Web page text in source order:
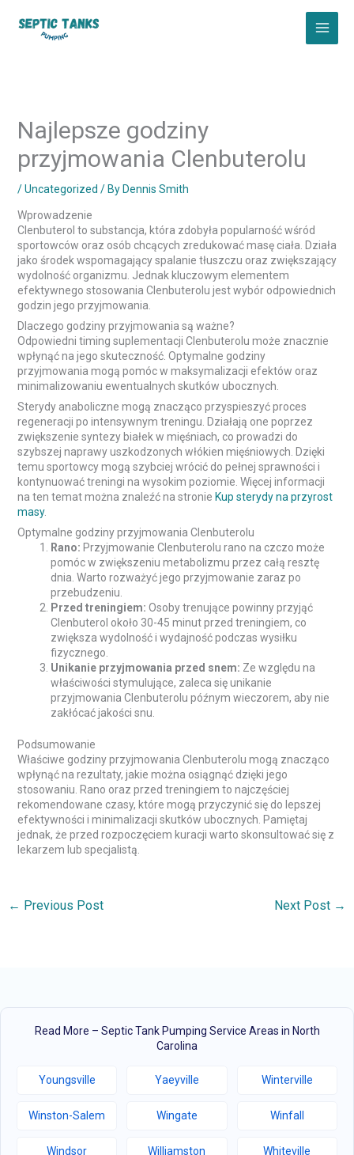
Najlepsze godziny
przyjmowania Clenbuterolu
/Uncategorized / By Dennis Smith
Wprowadzenie
Clenbuterol to substancja, która zdobyła popularność wśród
sportowców oraz osób chcących zredukować masę ciała. Działa
jako środek wspomagający spalanie tłuszczu oraz zwiększający
wydolność organizmu. Jednak kluczowym elementem
efektywnego stosowania Clenbuterolu jest wybór odpowiednich
godzin jego przyjmowania.
Dlaczego godziny przyjmowania są ważne?
Odpowiedni timing suplementacji Clenbuterolu może znacznie
wpłynąć na jego skuteczność. Optymalne godziny
przyjmowania mogą pomóc w maksymalizacji efektów oraz
minimalizowaniu ewentualnych skutków ubocznych.
Sterydy anaboliczne mogą znacząco przyspieszyć proces
regeneracji po intensywnym treningu. Działają one poprzez
zwiększenie syntezy białek w mięśniach, co prowadzi do
szybszej naprawy uszkodzonych włókien mięśniowych. Dzięki
temu sportowcy mogą szybciej wrócić do pełnej sprawności i
kontynuować treningi na wysokim poziomie. Więcej informacji
na ten temat można znaleźć na stronie Kup sterydy na przyrost
masy.
Optymalne godziny przyjmowania Clenbuterolu
Rano: Przyjmowanie Clenbuterolu rano na czczo może
pomóc w zwiększeniu metabolizmu przez całą resztę
dnia. Warto rozważyć jego przyjmowanie zaraz po
przebudzeniu.
Przed treningiem: Osoby trenujące powinny przyjąć
Clenbuterol około 30-45 minut przed treningiem, co
zwiększa wydolność i wydajność podczas wysiłku
fizycznego.
Unikanie przyjmowania przed snem: Ze względu na
właściwości stymulujące, zaleca się unikanie
przyjmowania Clenbuterolu późnym wieczorem, aby nie
zakłócać jakości snu.
Podsumowanie
Właściwe godziny przyjmowania Clenbuterolu mogą znacząco
wpłynąć na rezultaty, jakie można osiągnąć dzięki jego
stosowaniu. Rano oraz przed treningiem to najczęściej
rekomendowane czasy, które mogą przyczynić się do lepszej
efektywności i minimalizacji skutków ubocznych. Pamiętaj
jednak, że przed rozpoczęciem kuracji warto skonsultować się z
lekarzem lub specjalistą.
← Previous Post Next Post →
Read More – Septic Tank Pumping Service Areas in North
Carolina
Youngsville Yaeyville Winterville
Winston-Salem Wingate Winfall
Windsor Williamston Whiteville